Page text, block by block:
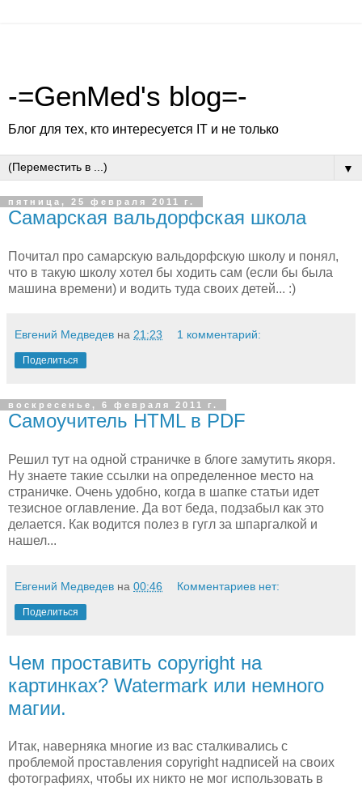
-=GenMed's blog=-
Блог для тех, кто интересуется IT и не только
▼
пятница, 25 февраля 2011 г.
Самарская вальдорфская школа
Почитал про самарскую вальдорфскую школу и понял,
что в такую школу хотел бы ходить сам (если бы была
машина времени) и водить туда своих детей... :)
Евгений Медведев на 21:23 1 комментарий:
Поделиться
воскресенье, 6 февраля 2011 г.
Самоучитель HTML в PDF
Решил тут на одной страничке в блоге замутить якоря.
Ну знаете такие ссылки на определенное место на
страничке. Очень удобно, когда в шапке статьи идет
тезисное оглавление. Да вот беда, подзабыл как это
делается. Как водится полез в гугл за шпаргалкой и
нашел...
Евгений Медведев на 00:46 Комментариев нет:
Поделиться
Чем проставить copyright на
картинках? Watermark или немного
магии.
Итак, наверняка многие из вас сталкивались с
проблемой проставления copyright надписей на своих
фотографиях, чтобы их никто не мог использовать в